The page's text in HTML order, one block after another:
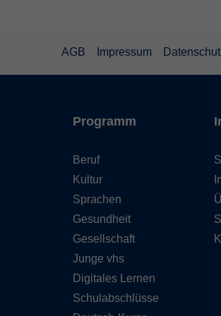
AGB Impressum
Programm
Beruf
Kultur
Sprachen
Gesundheit
Gesellschaft
Junge vhs
Digitales Lernen
Schulabschlüsse